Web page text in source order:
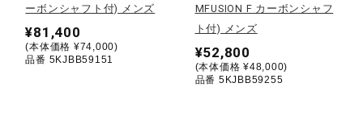
健康／エクササイズ
ーボンシャフト付) メンズ
¥81,400
(本体価格 ¥74,000)
品番 5KJBB59151
MFUSION F カーボンシャフ
ト付) メンズ
¥52,800
(本体価格 ¥48,000)
品番 5KJBB59255